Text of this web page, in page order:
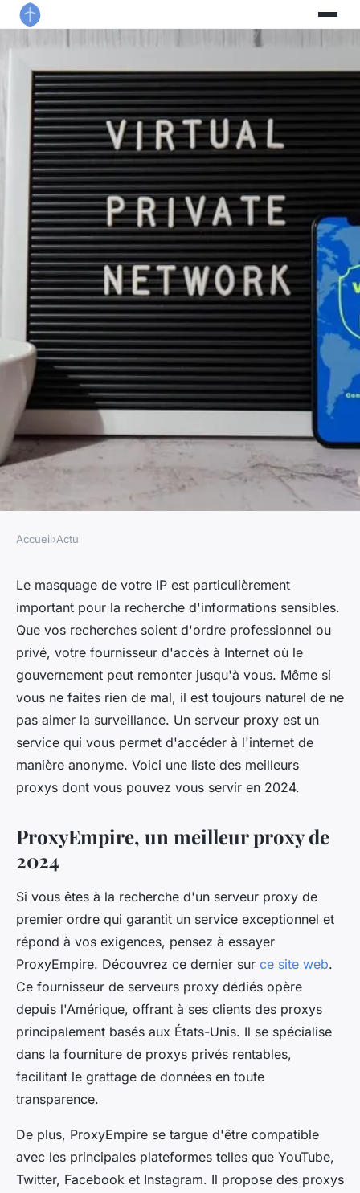
Quel est le meilleur proxy de
2024 ?
gabrielle•12 décembre 2023•2 min de lecture
Accueil›Actu
Le masquage de votre IP est particulièrement
important pour la recherche d'informations sensibles.
Que vos recherches soient d'ordre professionnel ou
privé, votre fournisseur d'accès à Internet où le
gouvernement peut remonter jusqu'à vous. Même si
vous ne faites rien de mal, il est toujours naturel de ne
pas aimer la surveillance. Un serveur proxy est un
service qui vous permet d'accéder à l'internet de
manière anonyme. Voici une liste des meilleurs
proxys dont vous pouvez vous servir en 2024.
ProxyEmpire, un meilleur proxy de
2024
Si vous êtes à la recherche d'un serveur proxy de
premier ordre qui garantit un service exceptionnel et
répond à vos exigences, pensez à essayer
ProxyEmpire. Découvrez ce dernier sur ce site web.
Ce fournisseur de serveurs proxy dédiés opère
depuis l'Amérique, offrant à ses clients des proxys
principalement basés aux États-Unis. Il se spécialise
dans la fourniture de proxys privés rentables,
facilitant le grattage de données en toute
transparence.
De plus, ProxyEmpire se targue d'être compatible
avec les principales plateformes telles que YouTube,
Twitter, Facebook et Instagram. Il propose des proxys